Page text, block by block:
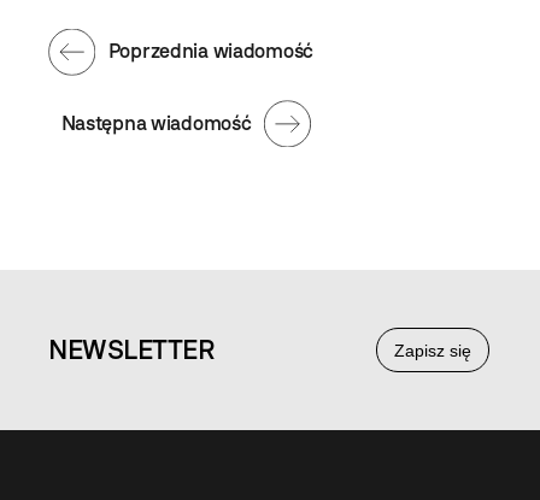
Następna wiadomość
Poprzednia wiadomość
Zapisz się
NEWSLETTER